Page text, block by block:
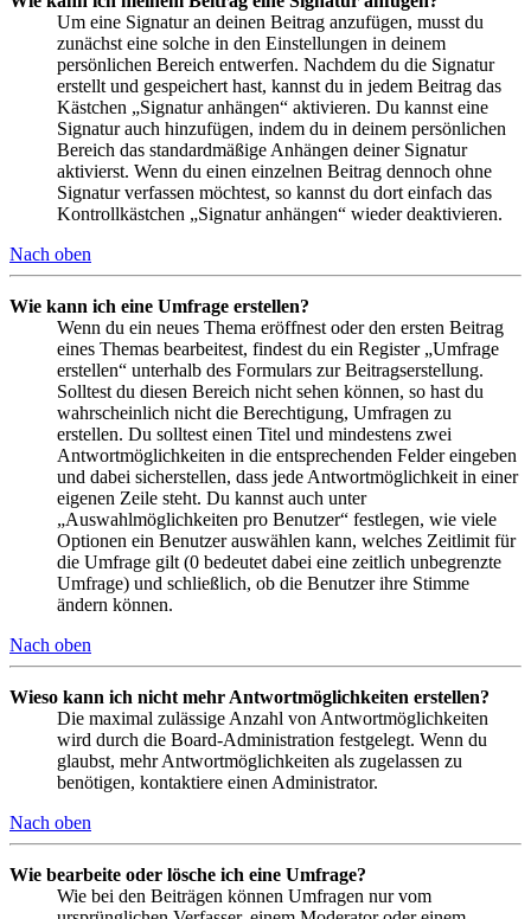
Um eine Signatur an deinen Beitrag anzufügen, musst du
zunächst eine solche in den Einstellungen in deinem
persönlichen Bereich entwerfen. Nachdem du die Signatur
erstellt und gespeichert hast, kannst du in jedem Beitrag das
Kästchen „Signatur anhängen“ aktivieren. Du kannst eine
Signatur auch hinzufügen, indem du in deinem persönlichen
Bereich das standardmäßige Anhängen deiner Signatur
aktivierst. Wenn du einen einzelnen Beitrag dennoch ohne
Signatur verfassen möchtest, so kannst du dort einfach das
Kontrollkästchen „Signatur anhängen“ wieder deaktivieren.
Nach oben
Wie kann ich eine Umfrage erstellen?
Wenn du ein neues Thema eröffnest oder den ersten Beitrag
eines Themas bearbeitest, findest du ein Register „Umfrage
erstellen“ unterhalb des Formulars zur Beitragserstellung.
Solltest du diesen Bereich nicht sehen können, so hast du
wahrscheinlich nicht die Berechtigung, Umfragen zu
erstellen. Du solltest einen Titel und mindestens zwei
Antwortmöglichkeiten in die entsprechenden Felder eingeben
und dabei sicherstellen, dass jede Antwortmöglichkeit in einer
eigenen Zeile steht. Du kannst auch unter
„Auswahlmöglichkeiten pro Benutzer“ festlegen, wie viele
Optionen ein Benutzer auswählen kann, welches Zeitlimit für
die Umfrage gilt (0 bedeutet dabei eine zeitlich unbegrenzte
Umfrage) und schließlich, ob die Benutzer ihre Stimme
ändern können.
Nach oben
Wieso kann ich nicht mehr Antwortmöglichkeiten erstellen?
Die maximal zulässige Anzahl von Antwortmöglichkeiten
wird durch die Board-Administration festgelegt. Wenn du
glaubst, mehr Antwortmöglichkeiten als zugelassen zu
benötigen, kontaktiere einen Administrator.
Nach oben
Wie bearbeite oder lösche ich eine Umfrage?
Wie bei den Beiträgen können Umfragen nur vom